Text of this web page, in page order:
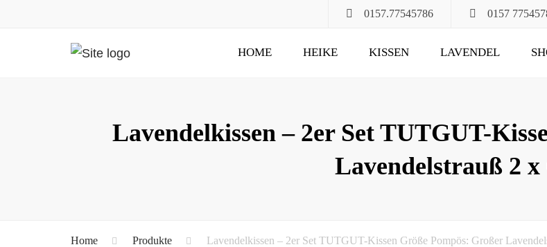
0157.77545786 0157
HOME HEIKE KISSEN
MAXIMA
LAVENDEL
FÜR MUND, HALS
UND HAARE
UND DANN NOCH
Lavendelkissen – 2er Set TUTGUT-
Lavendelstrauß 2 x
Home Produkte Lavendelkissen – 2er Set TUTGUT-Kissen Größe Pompös: Großer